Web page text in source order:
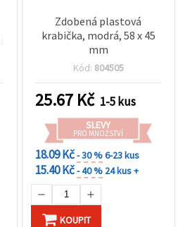
Zdobená plastová
krabička, modrá, 58 x 45
mm
Kód: 804505
25.67 Kč 1-5 kus
SLEVY
PRO MNOŽSTVÍ
18.09 Kč- 30 %6-23 kus
15.40 Kč- 40 % 24 kus +
KOUPIT